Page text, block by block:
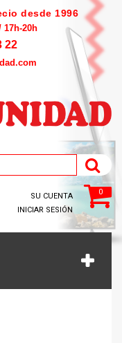
desde 1996
17h-20h
22
0
SU CUENTA
INICIAR SESIÓN